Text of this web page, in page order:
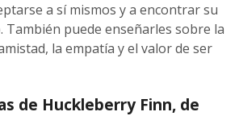
a sí mismos y a encontrar su
También puede enseñarles sobre la
la empatía y el valor de ser
de Huckleberry Finn, de